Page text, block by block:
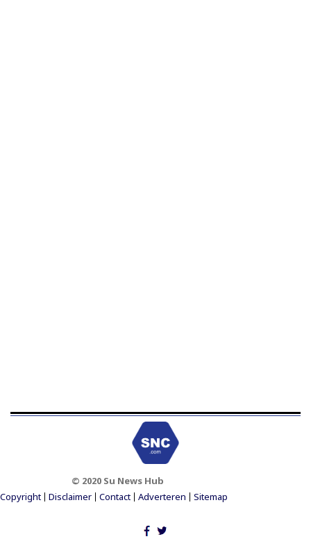
© 2020 Su News Hub
Footer Menu
Copyright Disclaimer Contact Adverteren Sitemap